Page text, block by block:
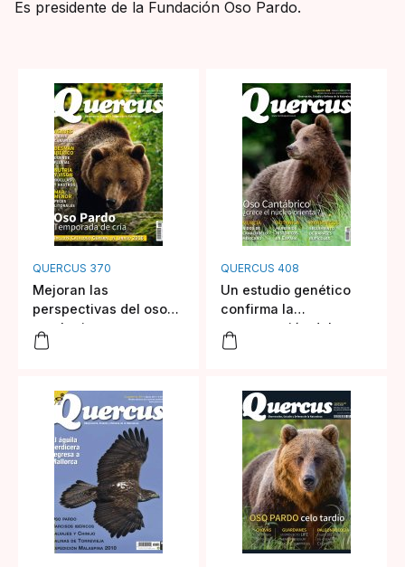
Es presidente de la Fundación Oso Pardo.
QUERCUS 370
Mejoran las
perspectivas del oso
en el oriente
cantábrico
QUERCUS 408
Un estudio genético
confirma la
recuperación del oso
en el oriente